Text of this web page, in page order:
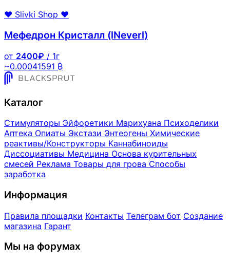
❤️ Slivki Shop ❤️
Мефедрон Кристалл (lNeverl)
от 2400₽ / 1г
~0.00041591 ₿
Каталог
Стимуляторы Эйфоретики Марихуана Психоделики
Аптека Опиаты Экстази Энтеогены Химические
реактивы/Конструкторы Каннабиноиды
Диссоциативы Медицина Основа курительных
смесей Реклама Товары для грова Способы
заработка
Информация
Правила площадки Контакты Телеграм бот Создание
магазина Гарант
Мы на форумах